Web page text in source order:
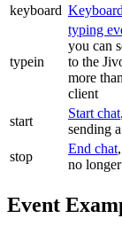
keyboard
typein
typing
you can
to the
more
client
start
Start chat
sending
stop
End chat
no
Event